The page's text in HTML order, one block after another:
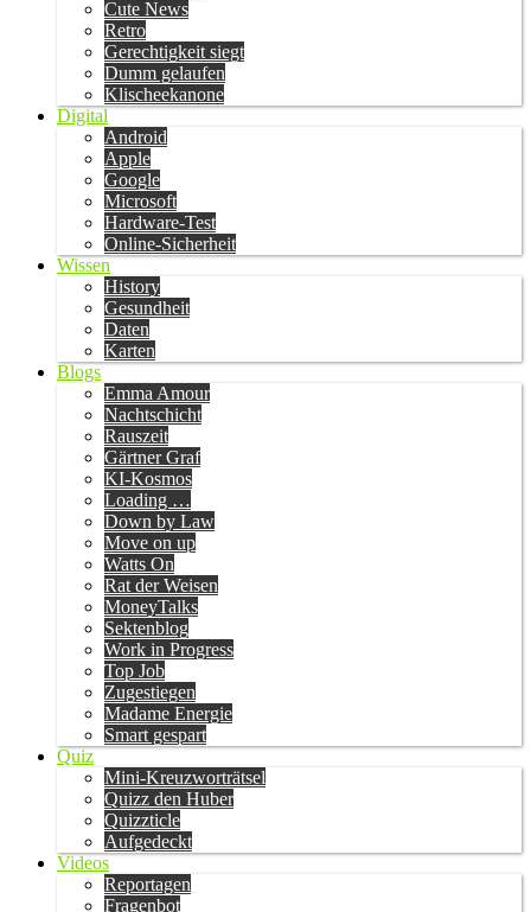
Cute News
Retro
Gerechtigkeit siegt
Dumm gelaufen
Klischeekanone
Digital
Android
Apple
Google
Microsoft
Hardware-Test
Online-Sicherheit
Wissen
History
Gesundheit
Daten
Karten
Blogs
Emma Amour
Nachtschicht
Rauszeit
Gärtner Graf
KI-Kosmos
Loading …
Down by Law
Move on up
Watts On
Rat der Weisen
MoneyTalks
Sektenblog
Work in Progress
Top Job
Zugestiegen
Madame Energie
Smart gespart
Quiz
Mini-Kreuzworträtsel
Quizz den Huber
Quizzticle
Aufgedeckt
Videos
Reportagen
Fragenbot